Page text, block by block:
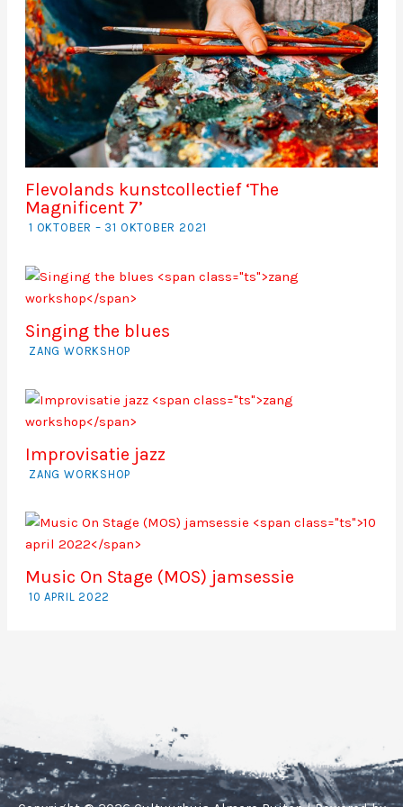
Flevolands kunstcollectief ‘The
Magnificent 7’
1 OKTOBER – 31 OKTOBER 2021
Singing the blues
ZANG WORKSHOP
Improvisatie jazz
ZANG WORKSHOP
Music On Stage (MOS) jamsessie
10 APRIL 2022